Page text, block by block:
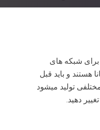
شبکه های
هستند و باید قبل
تولید میشود
دهید.